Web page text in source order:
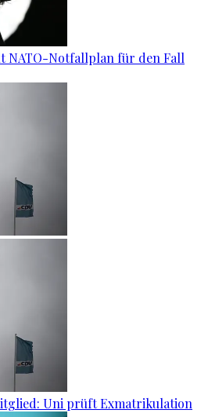
NATO-Notfallplan für den Fall
Uni prüft Exmatrikulation